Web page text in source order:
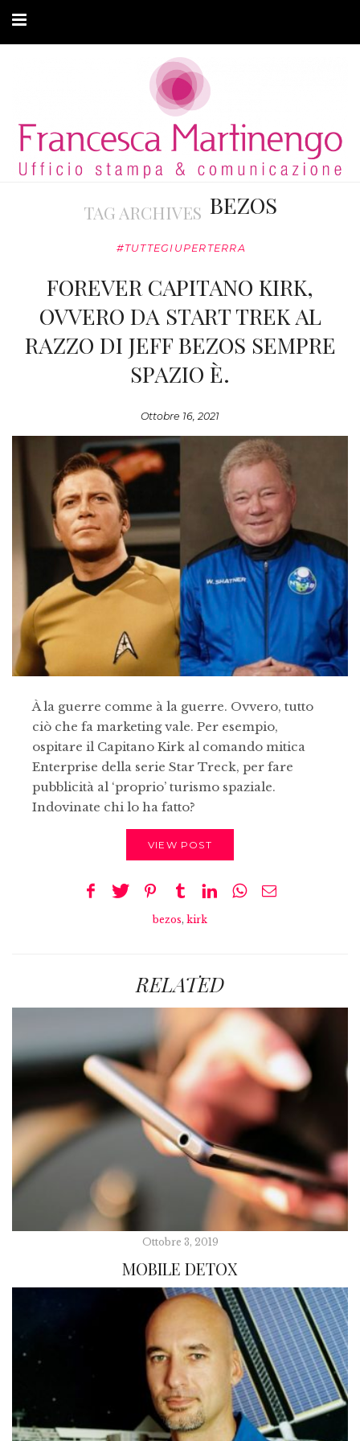
ARTICOLI
MODA ADATTIVA
TAG ARCHIVES BEZOS
#TUTTEGIUPERTERRA
FOREVER CAPITANO KIRK,
OVVERO DA START TREK AL
RAZZO DI JEFF BEZOS SEMPRE
SPAZIO È.
Ottobre 16, 2021
À la guerre comme à la guerre. Ovvero, tutto
ciò che fa marketing vale. Per esempio,
ospitare il Capitano Kirk al comando mitica
Enterprise della serie Star Treck, per fare
pubblicità al ‘proprio’ turismo spaziale.
Indovinate chi lo ha fatto?
VIEW POST
bezos, kirk
RELATED
Ottobre 3, 2019
MOBILE DETOX